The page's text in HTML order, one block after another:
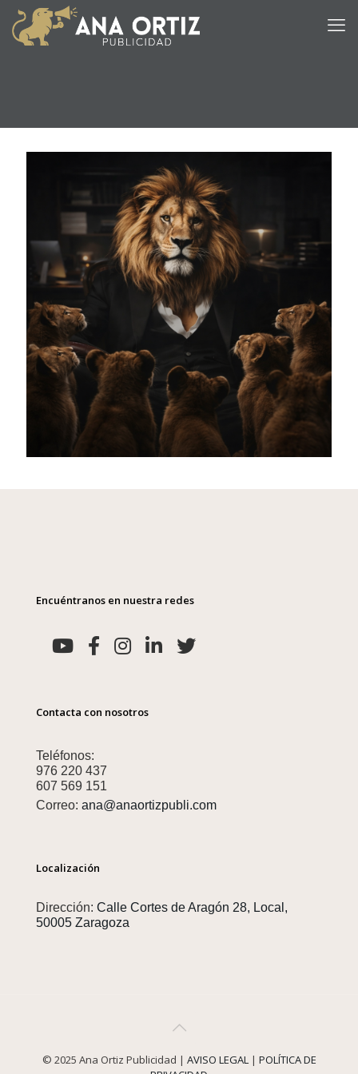
Encuéntranos en nuestra redes
Contacta con nosotros
Teléfonos:
976 220 437
607 569 151
Correo: ana@anaortizpubli.com
Localización
Dirección: Calle Cortes de Aragón 28, Local,
50005 Zaragoza
© 2025 Ana Ortiz Publicidad | AVISO LEGAL | POLÍTICA DE